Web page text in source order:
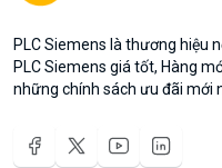
PLC Siemens là thương hiệu
PLC Siemens giá tốt, Hàng
những chính sách ưu đãi mới